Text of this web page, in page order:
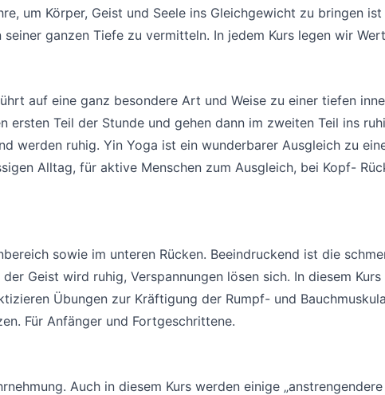
um Körper, Geist und Seele ins Gleichgewicht zu bringen
ganzen Tiefe zu vermitteln. In jedem Kurs legen wir
auf eine ganz besondere Art und Weise zu einer tiefen
Teil der Stunde und gehen dann im zweiten Teil ins
werden ruhig. Yin Yoga ist ein wunderbarer Ausgleich zu
Alltag, für aktive Menschen zum Ausgleich, bei Kopf-
sowie im unteren Rücken. Beeindruckend ist die
Geist wird ruhig, Verspannungen lösen sich. In diesem
Übungen zur Kräftigung der Rumpf- und
Für Anfänger und Fortgeschrittene.
Auch in diesem Kurs werden einige